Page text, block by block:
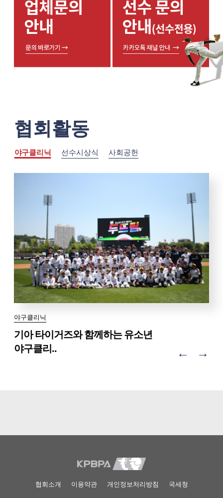
협회활동
야구클리닉 선수시상식 사회공헌
← →
야구클리닉
기아 타이거즈와 함께하는 유소년
야구클리..
SSG 랜더스와 함께하는 유소년
야구클리닉 ‘D..
LG 트윈스와 함께하는 유소년
야구클리닉 ‘DO..
리얼글러브 어워드
2025 컴투스프로야구 리얼글러브 어..
2025 컴투스프로야구 리얼글러브 어..
2025 컴투스프로야구 리얼글러브 어..
사회공헌
초록우산어린이 고척스카이박스 초..
수해지역 피해 복구 위한 기부
선수협파트너 대원미디어와 함께, ..
협회소개 이용약관 개인정보처리방침 국세청